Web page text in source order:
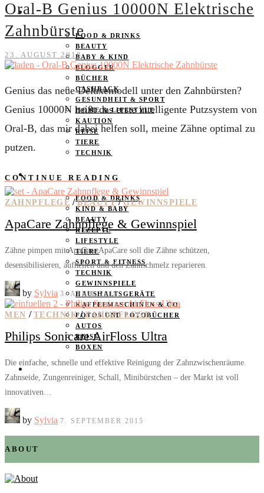
PRODUKTTESTER GESUCHT
FOOD & DRINKS
BEAUTY
BABY & KIND
BLOGGER
BÜCHER
CASHBACK
GESUNDHEIT & SPORT
HOME & LIFESTYLE
KAUTION
REISE
TIERE
TECHNIK
KATEGORIEN
FOOD & DRINKS
KIND & BABY
BEAUTY
REZEPTE
LIFESTYLE
TIERE
SPORT & FITNESS
TECHNIK
GEWINNSPIELE
HAUSHALTSGERÄTE
KAFFEEMASCHINEN & CO
FOTOS UND FOTOBÜCHER
AUTOS
REISE
BOXEN
KIND & KEGEL
Oral-B Genius 10000N Elektrische
Zahnbürste
23. AUGUST 2018
Genius das neue Deluxemodell unter den Zahnbürsten?
Genius 10000N heißt das erste intelligente Putzsystem von
Oral-B, das mir dabei helfen soll, meine Zähne optimal zu
putzen.
CONTINUE READING
ZAHNPFLEGE / BEAUTY / GEWINNSPIELE
ApaCare Zahnpflege & Gewinnspiel
Zähne pimpen mit ApaCare ApaCare soll die Zähne schützen,
desensibilisieren, aufhellen und den Zahnschmelz reparieren.
by Sylvia 3. APRIL 2018
MEN / TECHNIK / ZAHNPFLEGE
Philips Sonicare AirFloss Ultra
Die einfache, schnelle und effektive Reinigung der Zahnzwischenräume.
Zahnseide, Zungenreiniger, Schall, Minibürstchen – der Markt ist voll
innovativen…
by Sylvia 7. SEPTEMBER 2015
ABOUT